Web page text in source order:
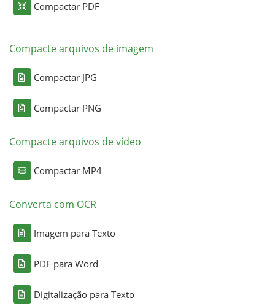
Compactar PDF
Compacte arquivos de imagem
Compactar JPG
Compactar PNG
Compacte arquivos de vídeo
Compactar MP4
Converta com OCR
Imagem para Texto
PDF para Word
Digitalização para Texto